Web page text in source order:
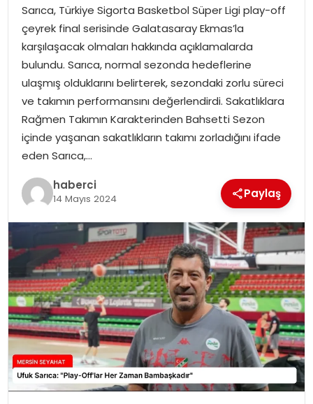
Sarıca, Türkiye Sigorta Basketbol Süper Ligi play-off
çeyrek final serisinde Galatasaray Ekmas’la
karşılaşacak olmaları hakkında açıklamalarda
bulundu. Sarıca, normal sezonda hedeflerine
ulaşmış olduklarını belirterek, sezondaki zorlu süreci
ve takımın performansını değerlendirdi. Sakatlıklara
Rağmen Takımın Karakterinden Bahsetti Sezon
içinde yaşanan sakatlıkların takımı zorladığını ifade
eden Sarıca,…
haberci
14 Mayıs 2024 Paylaş